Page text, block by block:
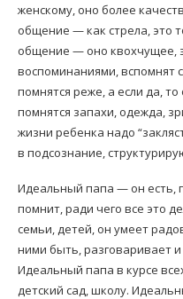
женскому, оно более
общение — как стрела, это
общение — оно квохчущее,
воспоминаниями, вспомнят
помнятся реже, а если да,
помнятся запахи, одежда,
жизни ребенка надо
в подсознание,
Идеальный папа — он есть,
помнит, ради чего все это
семьи, детей, он умеет
ними быть, разговаривает
Идеальный папа в курсе
детский сад, школу.